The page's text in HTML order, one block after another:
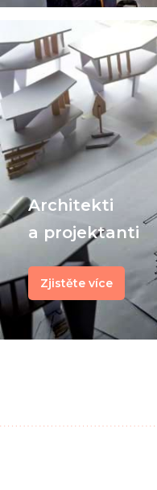
Architekti
a projektanti
Zjistěte více